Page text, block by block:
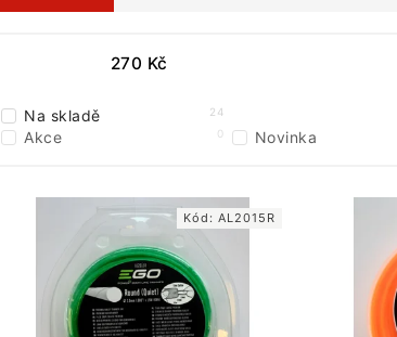
270 Kč
Na skladě 24
Akce 0 Novinka
Kód:AL2015R